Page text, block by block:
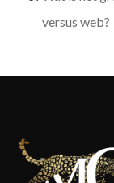
versus web?